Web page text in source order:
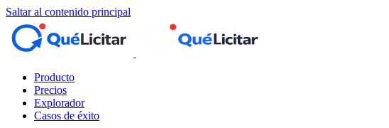
Saltar al contenido principal
Producto
Precios
Explorador
Casos de éxito